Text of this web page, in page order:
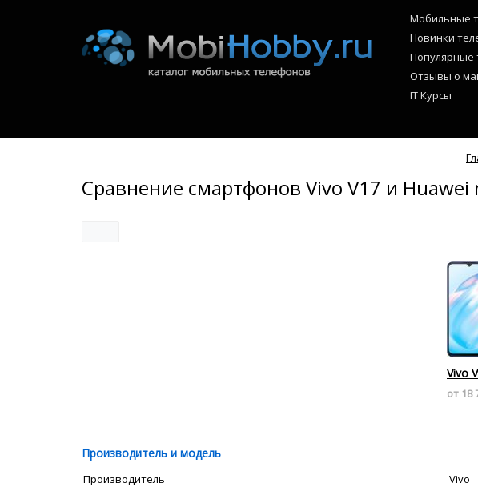
Мобильные
Новинки
Популярные
Отзывы о
IT Курсы
Сравнение смартфонов Vivo V17 и Huawei
Vivo
от 18
Производитель и модель
Производитель Vivo